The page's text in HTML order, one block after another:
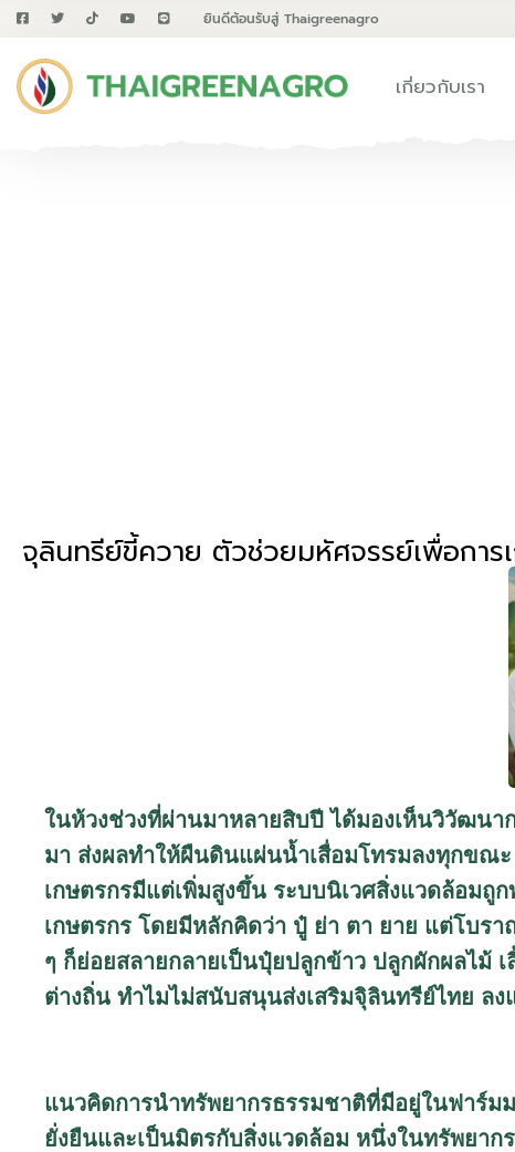
ยินดีต้อนรับสู่ Thaigreenagro
เกี่ยวกับเรา
จุลินทรีย์ขี้ควาย ตัวช่วยมหัศจรรย์เพื่อกา
ในห้วงช่วงที่ผ่านมาหลายสิบปี ได้มองเห็นวิวัฒนา
มา ส่งผลทำให้ผืนดินแผ่นน้ำเสื่อมโทรมลงทุกขณ
เกษตรกรมีแต่เพิ่มสูงขึ้น ระบบนิเวศสิ่งแวดล้อมถู
เกษตรกร โดยมีหลักคิดว่า ปู๋ ย่า ตา ยาย แต่โบร
ๆ ก็ย่อยสลายกลายเป็นปุ๋ยปลูกข้าว ปลูกผักผลไม้
ต่างถิ่น ทำไมไม่สนับสนุนส่งเสริมจุิลินทรีย์ไทย ล
แนวคิดการนำทรัพยากรธรรมชาติที่มีอยู่ในฟาร์ม
ยั่งยืนและเป็นมิตรกับสิ่งแวดล้อม หนึ่งในทรัพยาก